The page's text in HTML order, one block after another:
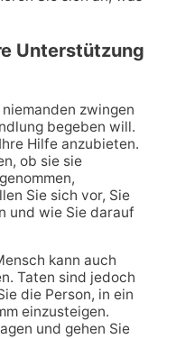
Unterstützung
zwingen
begeben will.
Hilfe anzubieten.
ob sie sie
Sie sich vor, Sie
und wie Sie darauf
kann auch
Taten sind jedoch
die Person, in ein
einzusteigen.
und gehen Sie